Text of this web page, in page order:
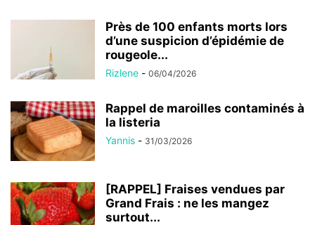
Près de 100 enfants morts lors
d’une suspicion d’épidémie de
rougeole...
Rizlene - 06/04/2026
Rappel de maroilles contaminés à
la listeria
Yannis - 31/03/2026
[RAPPEL] Fraises vendues par
Grand Frais : ne les mangez
surtout...